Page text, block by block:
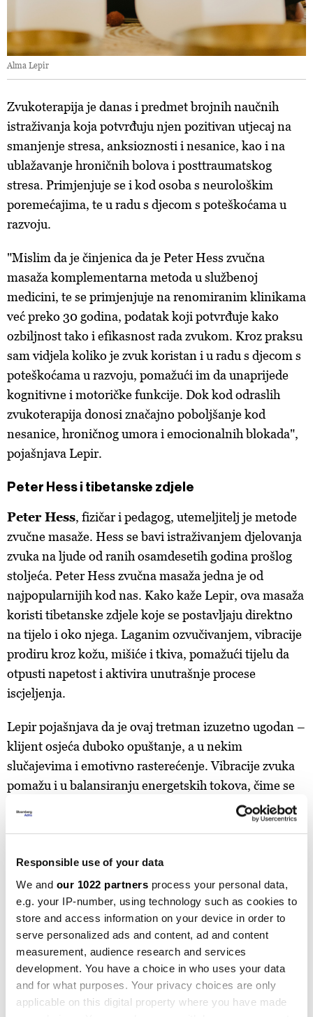
Responsible use of your data
We and our 1022 partners process your personal data,
e.g. your IP-number, using technology such as cookies to
store and access information on your device in order to
serve personalized ads and content, ad and content
measurement, audience research and services
development. You have a choice in who uses your data
and for what purposes. Your privacy choices are only
applicable on this digital property where you have made
Alma Lepir
Zvukoterapija je danas i predmet brojnih naučnih
istraživanja koja potvrđuju njen pozitivan utjecaj na
smanjenje stresa, anksioznosti i nesanice, kao i na
ublažavanje hroničnih bolova i posttraumatskog
stresa. Primjenjuje se i kod osoba s neurološkim
poremećajima, te u radu s djecom s poteškoćama u
razvoju.
"Mislim da je činjenica da je Peter Hess zvučna
masaža komplementarna metoda u službenoj
medicini, te se primjenjuje na renomiranim klinikama
već preko 30 godina, podatak koji potvrđuje kako
ozbiljnost tako i efikasnost rada zvukom. Kroz praksu
sam vidjela koliko je zvuk koristan i u radu s djecom s
poteškoćama u razvoju, pomažući im da unaprijede
kognitivne i motoričke funkcije. Dok kod odraslih
zvukoterapija donosi značajno poboljšanje kod
nesanice, hroničnog umora i emocionalnih blokada",
pojašnjava Lepir.
Peter Hess i tibetanske zdjele
Peter Hess, fizičar i pedagog, utemeljitelj je metode
zvučne masaže. Hess se bavi istraživanjem djelovanja
zvuka na ljude od ranih osamdesetih godina prošlog
stoljeća. Peter Hess zvučna masaža jedna je od
najpopularnijih kod nas. Kako kaže Lepir, ova masaža
koristi tibetanske zdjele koje se postavljaju direktno
na tijelo i oko njega. Laganim ozvučivanjem, vibracije
prodiru kroz kožu, mišiće i tkiva, pomažući tijelu da
otpusti napetost i aktivira unutrašnje procese
iscjeljenja.
Lepir pojašnjava da je ovaj tretman izuzetno ugodan –
klijent osjeća duboko opuštanje, a u nekim
slučajevima i emotivno rasterećenje. Vibracije zvuka
pomažu i u balansiranju energetskih tokova, čime se
doprinosi cjelokupnom osjećaju mira i revitalizacije.
U našoj regiji, prema mišljenju Lepir, još uvijek
postoji određena doza skeptičnosti prema
zvukoterapiji, jer neki ljudi ovu metodu povezuju s
"alternativnim" pristupima koji nisu dovoljno
poznati.
Međutim vremena se mijenjaju i sve više ljudi
prepoznaje njen potencijal, posebno kroz rad na
mentalnom zdravlju i upravljanje stresom. Lepir
danas aktivno radi na demistifikaciji zvukoterapije i